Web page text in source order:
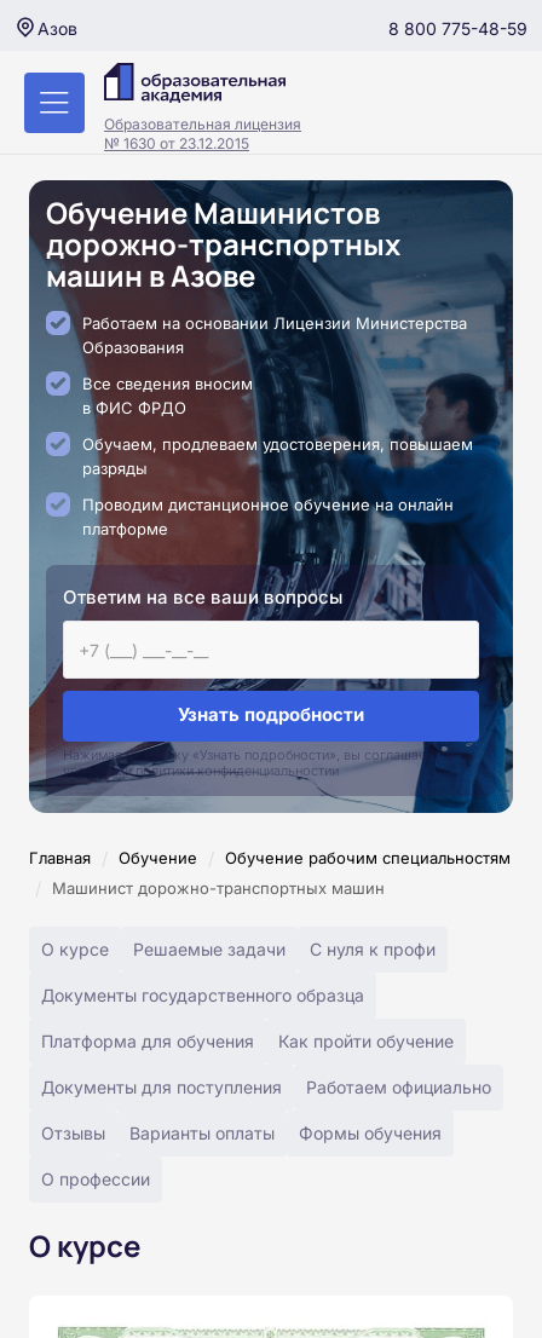
Азов 8 800 775-48-59
Образовательная лицензия
№ 1630 от 23.12.2015
Обучение Машинистов
дорожно-транспортных
машин в Азове
Работаем на основании Лицензии Министерства
Образования
Все сведения вносим
в ФИС ФРДО
Обучаем, продлеваем удостоверения, повышаем
разряды
Проводим дистанционное обучение на онлайн
платформе
Ответим на все ваши вопросы
Узнать подробности
Нажимая на кнопку «Узнать подробности», вы соглашаетесь с
условиями политики конфиденциальностии
Главная / Обучение / Обучение рабочим специальностям
/ Машинист дорожно-транспортных машин
О курсе Решаемые задачи С нуля к профи
Документы государственного образца
Платформа для обучения Как пройти обучение
Документы для поступления Работаем официально
Отзывы Варианты оплаты Формы обучения
О профессии
О курсе